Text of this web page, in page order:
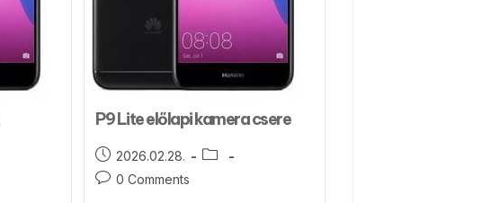
P9 Lite előlapi kamera csere
2026.02.28.
0 Comments